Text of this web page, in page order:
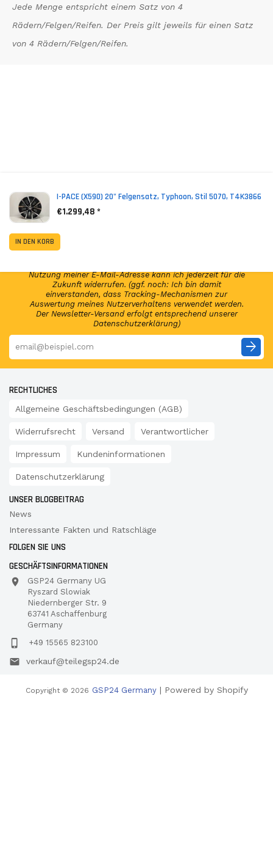
Jede Menge entspricht einem Satz von 4
Rädern/Felgen/Reifen. Der Preis gilt jeweils für einen Satz
von 4 Rädern/Felgen/Reifen.
I-PACE (X590) 20" Felgensatz, Typhoon, Stil 5070, T4K3866
€1.299,48 *
IN DEN KORBAbonniere jetzt unseren Newsletter und erhalte per E-
Nutzung meiner E-Mail-Adresse kann ich jederzeit für die
Zukunft widerrufen. (ggf. noch: Ich bin damit
einverstanden, dass Tracking-Mechanismen zur
Auswertung meines Nutzerverhaltens verwendet werden.
Der Newsletter-Versand erfolgt entsprechend unserer
Datenschutzerklärung)
arrow_forward
RECHTLICHES
Allgemeine Geschäftsbedingungen (AGB)
Widerrufsrecht Versand Verantwortlicher
Impressum Kundeninformationen
Datenschutzerklärung
UNSER BLOGBEITRAG
News
Interessante Fakten und Ratschläge
FOLGEN SIE UNS
GESCHÄFTSINFORMATIONEN
GSP24 Germany UG
Ryszard Slowiak
Niedernberger Str. 9
63741 Aschaffenburg
Germany
+49 15565 823100
verkauf@teilegsp24.de
Copyright © 2026 GSP24 Germany| Powered by Shopify